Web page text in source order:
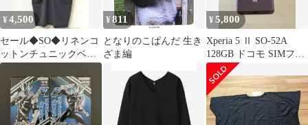
¥4,500
セール◆SO◆リネンコ
ットンチュニックベス
ト チャコール
¥811
となりのこぱんだ 生き
ざま編
¥5,800
Xperia 5 Ⅱ SO-52A
128GB ドコモ SIMフリ
ー U9